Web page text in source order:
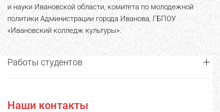
и науки Ивановской области, комитета по молодежной
политики Администрации города Иванова, ГБПОУ
«Ивановский колледж культуры».
Работы студентов
Наши контакты